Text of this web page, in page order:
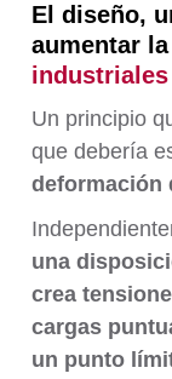
El diseño,
aumentar
industriales
Un principio
que debería
deformación
una
crea
cargas
un punto